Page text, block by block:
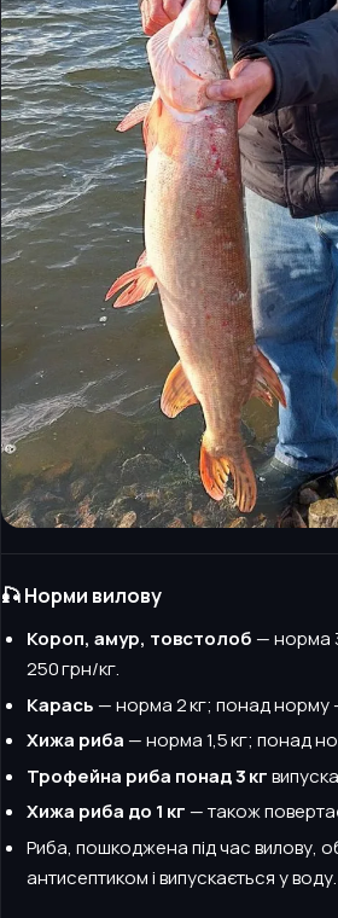
🎣 Норми вилову
Короп, амур, товстолоб — норма
250 грн/кг.
Карась — норма 2 кг; понад норму
Хижа риба — норма 1,5 кг; понад
Трофейна риба понад 3 кг
Хижа риба до 1 кг — також
Риба, пошкоджена під час вилову,
антисептиком і випускається у воду.